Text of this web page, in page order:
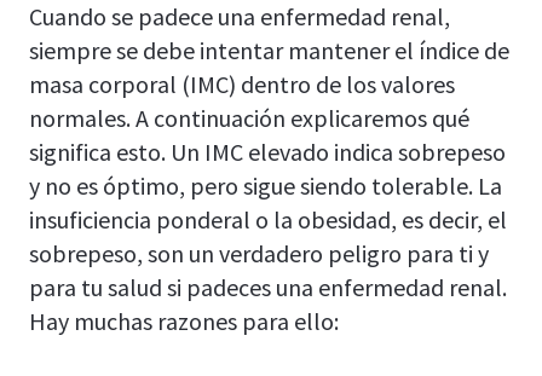
Cuando se padece una enfermedad renal,
siempre se debe intentar mantener el índice de
masa corporal (IMC) dentro de los valores
normales. A continuación explicaremos qué
significa esto. Un IMC elevado indica sobrepeso
y no es óptimo, pero sigue siendo tolerable. La
insuficiencia ponderal o la obesidad, es decir, el
sobrepeso, son un verdadero peligro para ti y
para tu salud si padeces una enfermedad renal.
Hay muchas razones para ello: